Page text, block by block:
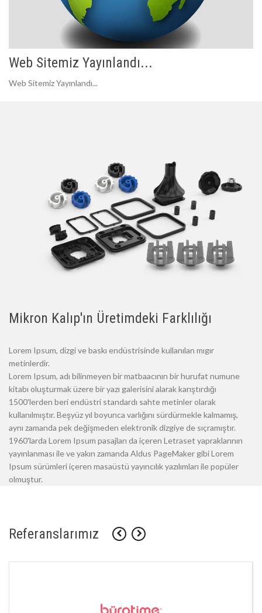
Web Sitemiz Yayınlandı...
Web Sitemiz Yayınlandı...
Mikron Kalıp'ın Üretimdeki Farklılığı
Lorem Ipsum, dizgi ve baskı endüstrisinde kullanılan mıgır
metinlerdir.
Lorem Ipsum, adı bilinmeyen bir matbaacının bir hurufat numune
kitabı oluşturmak üzere bir yazı galerisini alarak karıştırdığı
1500'lerden beri endüstri standardı sahte metinler olarak
kullanılmıştır. Beşyüz yıl boyunca varlığını sürdürmekle kalmamış,
aynı zamanda pek değişmeden elektronik dizgiye de sıçramıştır.
1960'larda Lorem Ipsum pasajları da içeren Letraset yapraklarının
yayınlanması ile ve yakın zamanda Aldus PageMaker gibi Lorem
Ipsum sürümleri içeren masaüstü yayıncılık yazılımları ile popüler
olmuştur.
Referanslarımız